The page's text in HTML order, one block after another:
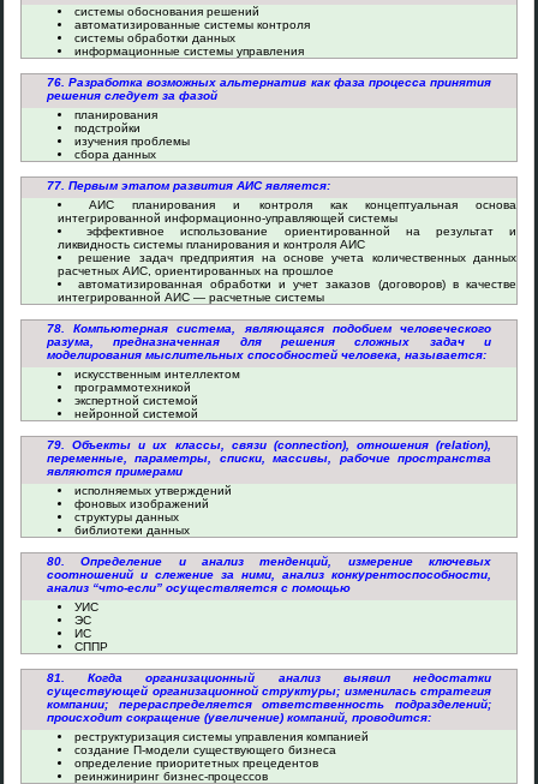
системы обоснования решений
автоматизированные системы контроля
системы обработки данных
информационные системы управления
76. Разработка возможных альтернатив как фаза процесса принятия
решения следует за фазой
планирования
подстройки
изучения проблемы
сбора данных
77. Первым этапом развития АИС является:
АИС планирования и контроля как концептуальная основа
интегрированной информационно-управляющей системы
эффективное использование ориентированной на результат и
ликвидность системы планирования и контроля АИС
решение задач предприятия на основе учета количественных данных
расчетных АИС, ориентированных на прошлое
автоматизированная обработки и учет заказов (договоров) в качестве
интегрированной АИС — расчетные системы
78. Компьютерная система, являющаяся подобием человеческого
разума, предназначенная для решения сложных задач и
моделирования мыслительных способностей человека, называется:
искусственным интеллектом
программотехникой
экспертной системой
нейронной системой
79. Объекты и их классы, связи (connection), отношения (relation),
переменные, параметры, списки, массивы, рабочие пространства
являются примерами
исполняемых утверждений
фоновых изображений
структуры данных
библиотеки данных
80. Определение и анализ тенденций, измерение ключевых
соотношений и слежение за ними, анализ конкурентоспособности,
анализ “что-если” осуществляется с помощью
УИС
ЭС
ИС
СППР
81. Когда организационный анализ выявил недостатки
существующей организационной структуры; изменилась стратегия
компании; перераспределяется ответственность подразделений;
происходит сокращение (увеличение) компаний, проводится:
реструктуризация системы управления компанией
создание П-модели существующего бизнеса
определение приоритетных прецедентов
реинжиниринг бизнес-процессов